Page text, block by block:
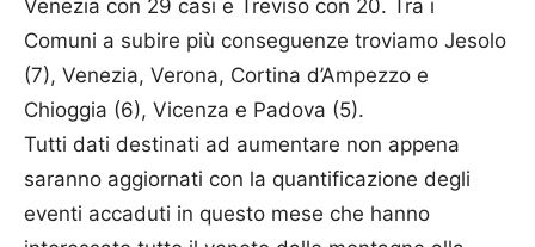
Venezia con 29 casi e Treviso con 20. Tra i
Comuni a subire più conseguenze troviamo Jesolo
(7), Venezia, Verona, Cortina d’Ampezzo e
Chioggia (6), Vicenza e Padova (5).
Tutti dati destinati ad aumentare non appena
saranno aggiornati con la quantificazione degli
eventi accaduti in questo mese che hanno